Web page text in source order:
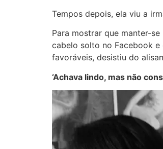
Tempos depois, ela viu a
Para mostrar que manter-
cabelo solto no Facebook
favoráveis, desistiu do
‘Achava lindo, mas não